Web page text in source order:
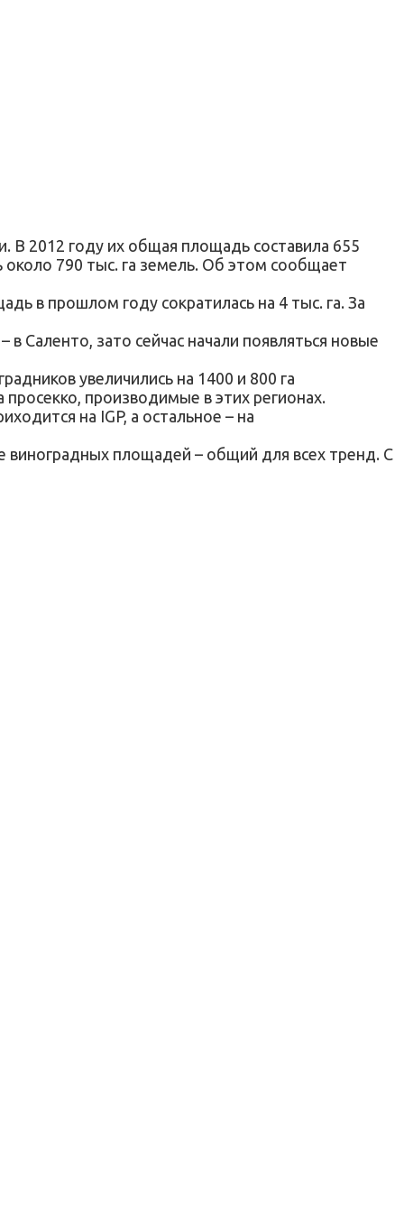
В 2012 году их общая площадь составила 655
около 790 тыс. га земель. Об этом сообщает
в прошлом году сократилась на 4 тыс. га. За
Саленто, зато сейчас начали появляться новые
увеличились на 1400 и 800 га
производимые в этих регионах.
на IGP, а остальное – на
площадей – общий для всех тренд. С